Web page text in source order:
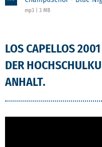
mp3 | 3 MB
LOS CAPELLOS
LOS CAPELLOS
DER
ANHALT.